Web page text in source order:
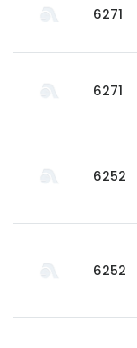
6271
6271
6252
6252